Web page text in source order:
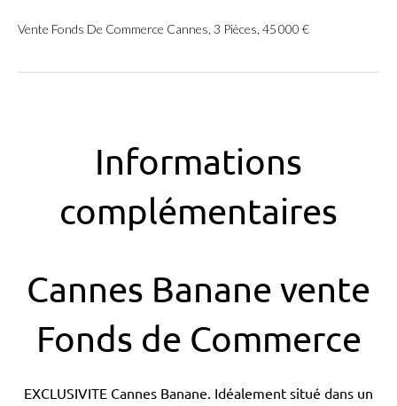
Vente Fonds De Commerce Cannes, 3 Pièces, 45 000 €
Informations
complémentaires
Cannes Banane vente
Fonds de Commerce
EXCLUSIVITE Cannes Banane. Idéalement situé dans un